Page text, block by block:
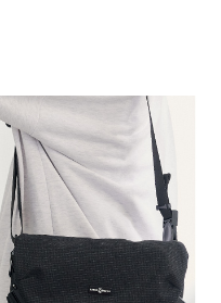
註冊。若發現惡意使用之情形，
使用額度並採取法律行動。
費
費